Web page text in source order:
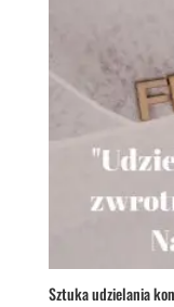
Sztuka udzielania